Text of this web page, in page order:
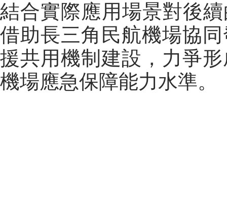
結合實際應用場景對後
借助長三角民航機場協
援共用機制建設，力爭
機場應急保障能力水準。